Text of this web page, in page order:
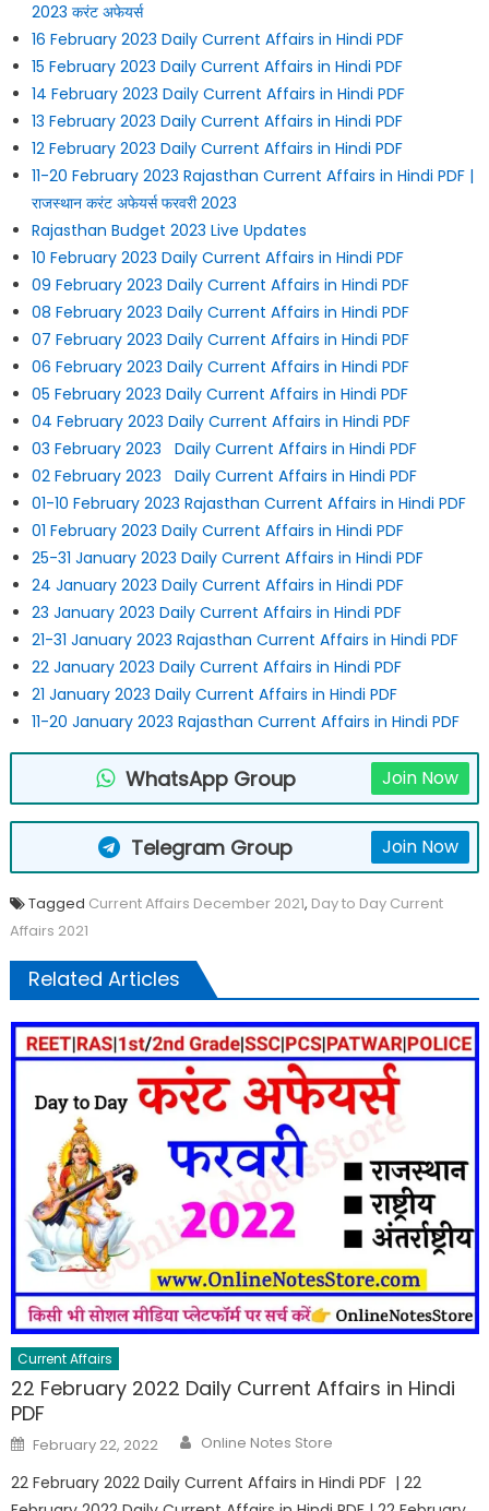
2023 करंट अफेयर्स
16 February 2023 Daily Current Affairs in Hindi PDF
15 February 2023 Daily Current Affairs in Hindi PDF
14 February 2023 Daily Current Affairs in Hindi PDF
13 February 2023 Daily Current Affairs in Hindi PDF
12 February 2023 Daily Current Affairs in Hindi PDF
11-20 February 2023 Rajasthan Current Affairs in Hindi PDF |
राजस्थान करंट अफेयर्स फरवरी 2023
Rajasthan Budget 2023 Live Updates
10 February 2023 Daily Current Affairs in Hindi PDF
09 February 2023 Daily Current Affairs in Hindi PDF
08 February 2023 Daily Current Affairs in Hindi PDF
07 February 2023 Daily Current Affairs in Hindi PDF
06 February 2023 Daily Current Affairs in Hindi PDF
05 February 2023 Daily Current Affairs in Hindi PDF
04 February 2023 Daily Current Affairs in Hindi PDF
03 February 2023 Daily Current Affairs in Hindi PDF
02 February 2023 Daily Current Affairs in Hindi PDF
01-10 February 2023 Rajasthan Current Affairs in Hindi PDF
01 February 2023 Daily Current Affairs in Hindi PDF
25-31 January 2023 Daily Current Affairs in Hindi PDF
24 January 2023 Daily Current Affairs in Hindi PDF
23 January 2023 Daily Current Affairs in Hindi PDF
21-31 January 2023 Rajasthan Current Affairs in Hindi PDF
22 January 2023 Daily Current Affairs in Hindi PDF
21 January 2023 Daily Current Affairs in Hindi PDF
11-20 January 2023 Rajasthan Current Affairs in Hindi PDF
WhatsApp Group Join Now
Telegram Group Join Now
Tagged Current Affairs December 2021, Day to Day Current
Affairs 2021
Related Articles
Current Affairs
22 February 2022 Daily Current Affairs in Hindi
PDF
February 22, 2022 Online Notes Store
22 February 2022 Daily Current Affairs in Hindi PDF | 22